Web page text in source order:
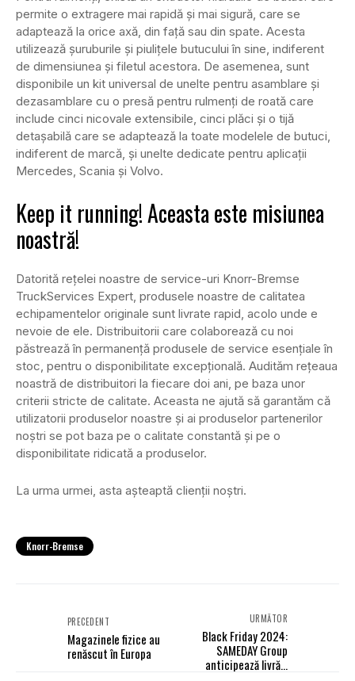
permite o extragere mai rapidă și mai sigură, care se
adaptează la orice axă, din față sau din spate. Acesta
utilizează șuruburile și piulițele butucului în sine, indiferent
de dimensiunea și filetul acestora. De asemenea, sunt
disponibile un kit universal de unelte pentru asamblare și
dezasamblare cu o presă pentru rulmenți de roată care
include cinci nicovale extensibile, cinci plăci și o tijă
detașabilă care se adaptează la toate modelele de butuci,
indiferent de marcă, și unelte dedicate pentru aplicații
Mercedes, Scania și Volvo.
Keep it running! Aceasta este misiunea
noastră!
Datorită rețelei noastre de service-uri Knorr-Bremse
TruckServices Expert, produsele noastre de calitatea
echipamentelor originale sunt livrate rapid, acolo unde e
nevoie de ele. Distribuitorii care colaborează cu noi
păstrează în permanență produsele de service esențiale în
stoc, pentru o disponibilitate excepțională. Audităm rețeaua
noastră de distribuitori la fiecare doi ani, pe baza unor
criterii stricte de calitate. Aceasta ne ajută să garantăm că
utilizatorii produselor noastre și ai produselor partenerilor
noștri se pot baza pe o calitate constantă și pe o
disponibilitate ridicată a produselor.
La urma urmei, asta așteaptă clienții noștri.
Knorr-Bremse
PRECEDENT
Magazinele fizice au
renăscut în Europa
URMĂTOR
Black Friday 2024:
SAMEDAY Group
anticipează livrări